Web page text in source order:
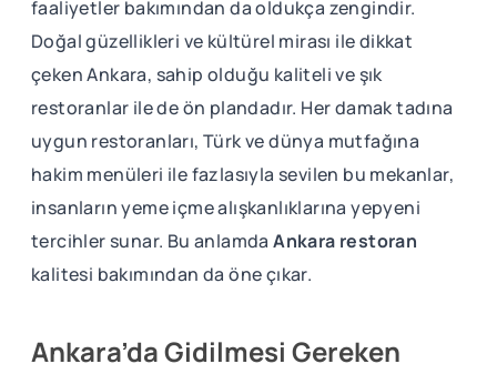
faaliyetler bakımından da oldukça zengindir.
Doğal güzellikleri ve kültürel mirası ile dikkat
çeken Ankara, sahip olduğu kaliteli ve şık
restoranlar ile de ön plandadır. Her damak tadına
uygun restoranları, Türk ve dünya mutfağına
hakim menüleri ile fazlasıyla sevilen bu mekanlar,
insanların yeme içme alışkanlıklarına yepyeni
tercihler sunar. Bu anlamdaAnkara restoran
kalitesi bakımından da öne çıkar.
Ankara’da Gidilmesi Gereken